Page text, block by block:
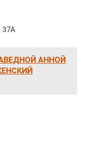
37А
АННОЙ